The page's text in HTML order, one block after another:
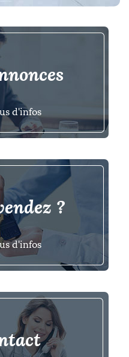
d'infos
?
d'infos